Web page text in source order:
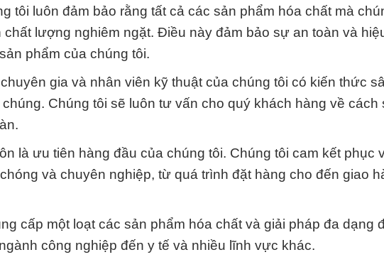
tôi luôn đảm bảo rằng tất cả các sản phẩm hóa chất mà
lượng nghiêm ngặt. Điều này đảm bảo sự an toàn và
phẩm của chúng tôi.
gia và nhân viên kỹ thuật của chúng tôi có kiến thức
Chúng tôi sẽ luôn tư vấn cho quý khách hàng về cách
là ưu tiên hàng đầu của chúng tôi. Chúng tôi cam kết phục
và chuyên nghiệp, từ quá trình đặt hàng cho đến giao
cấp một loạt các sản phẩm hóa chất và giải pháp đa dạng
công nghiệp đến y tế và nhiều lĩnh vực khác.